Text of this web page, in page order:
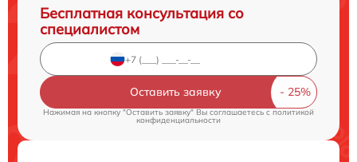
Бесплатная консультация со
специалистом
Оставить заявку
Нажимая на кнопку "Оставить заявку" Вы соглашаетесь cполитикой
конфиденциальности